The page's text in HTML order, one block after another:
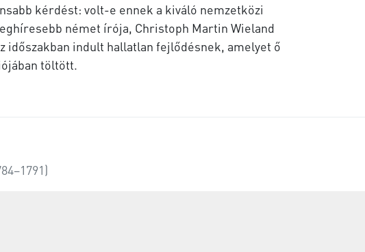
kérdést: volt-e ennek a kiváló nemzetközi
német írója, Christoph Martin Wieland
időszakban indult hallatlan fejlődésnek, amelyet ő
töltött.